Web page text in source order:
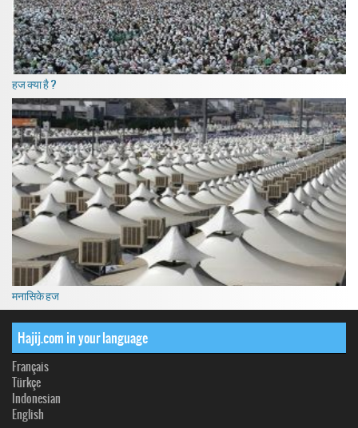
हज क्या है ?
मनासिके हज
Hajij.com in your language
Français
Türkçe
Indonesian
English